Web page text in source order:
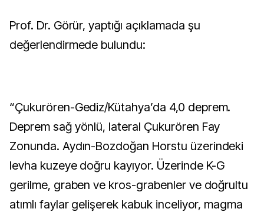
Prof. Dr. Görür, yaptığı açıklamada şu
değerlendirmede bulundu:
“Çukurören-Gediz/Kütahya’da 4,0 deprem.
Deprem sağ yönlü, lateral Çukurören Fay
Zonunda. Aydın-Bozdoğan Horstu üzerindeki
levha kuzeye doğru kayıyor. Üzerinde K-G
gerilme, graben ve kros-grabenler ve doğrultu
atımlı faylar gelişerek kabuk inceliyor, magma